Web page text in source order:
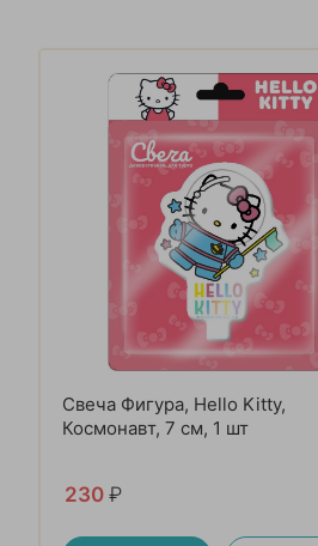
Свеча Фигура, Hello Kitty,
Космонавт, 7 см, 1 шт
230 ₽